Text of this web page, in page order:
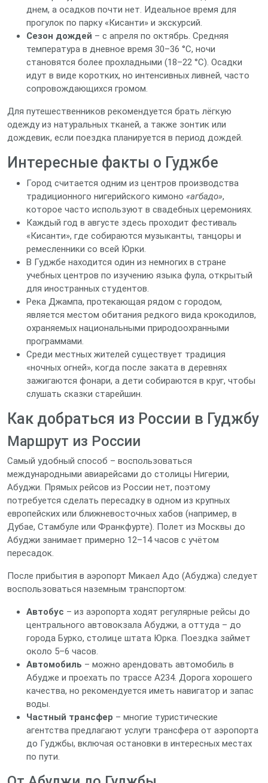
днем, а осадков почти нет. Идеальное время для
прогулок по парку «Кисанти» и экскурсий.
Сезон дождей – с апреля по октябрь. Средняя
температура в дневное время 30–36 °C, ночи
становятся более прохладными (18–22 °C). Осадки
идут в виде коротких, но интенсивных ливней, часто
сопровождающихся громом.
Для путешественников рекомендуется брать лёгкую
одежду из натуральных тканей, а также зонтик или
дождевик, если поездка планируется в период дождей.
Интересные факты о Гуджбе
Город считается одним из центров производства
традиционного нигерийского кимоно «агбадо»,
которое часто используют в свадебных церемониях.
Каждый год в августе здесь проходит фестиваль
«Кисанти», где собираются музыканты, танцоры и
ремесленники со всей Юрки.
В Гуджбе находится один из немногих в стране
учебных центров по изучению языка фула, открытый
для иностранных студентов.
Река Джампа, протекающая рядом с городом,
является местом обитания редкого вида крокодилов,
охраняемых национальными природоохранными
программами.
Среди местных жителей существует традиция
«ночных огней», когда после заката в деревнях
зажигаются фонари, а дети собираются в круг, чтобы
слушать сказки старейшин.
Как добраться из России в Гуджбу
Маршрут из России
Самый удобный способ – воспользоваться
международными авиарейсами до столицы Нигерии,
Абуджи. Прямых рейсов из России нет, поэтому
потребуется сделать пересадку в одном из крупных
европейских или ближневосточных хабов (например, в
Дубае, Стамбуле или Франкфурте). Полет из Москвы до
Абуджи занимает примерно 12–14 часов с учётом
пересадок.
После прибытия в аэропорт Микаел Адо (Абуджа) следует
воспользоваться наземным транспортом:
Автобус – из аэропорта ходят регулярные рейсы до
центрального автовокзала Абуджи, а оттуда – до
города Бурко, столице штата Юрка. Поездка займет
около 5–6 часов.
Автомобиль – можно арендовать автомобиль в
Абудже и проехать по трассе A234. Дорога хорошего
качества, но рекомендуется иметь навигатор и запас
воды.
Частный трансфер – многие туристические
агентства предлагают услуги трансфера от аэропорта
до Гуджбы, включая остановки в интересных местах
по пути.